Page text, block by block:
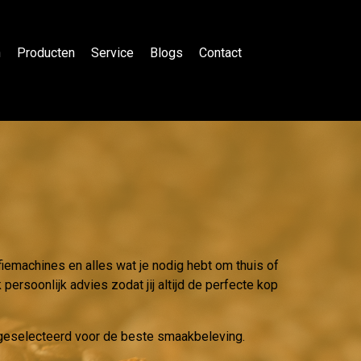
Producten Service Blogs Contact
en alles wat je nodig hebt om thuis of
advies zodat jij altijd de perfecte kop
voor de beste smaakbeleving.